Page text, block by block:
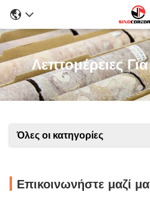
Λεπτομέρειες
Όλες οι κατηγορίες
Επικοινωνήστε μαζί